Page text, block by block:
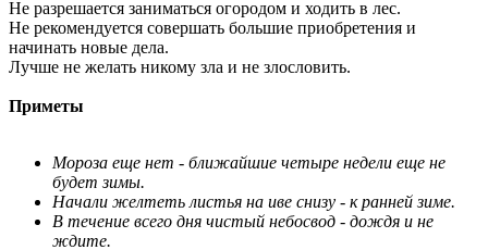
Не разрешается заниматься огородом и ходить в лес.
Не рекомендуется совершать большие приобретения и
начинать новые дела.
Лучше не желать никому зла и не злословить.
Приметы
Мороза еще нет - ближайшие четыре недели еще не
будет зимы.
Начали желтеть листья на иве снизу - к ранней зиме.
В течение всего дня чистый небосвод - дождя и не
ждите.